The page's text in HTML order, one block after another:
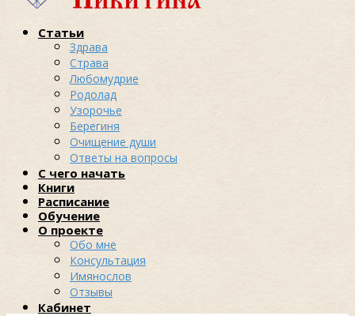
Статьи
Здрава
Страва
Любомудрие
Родолад
Узорочье
Берегиня
Очищение души
Ответы на вопросы
С чего начать
Книги
Расписание
Обучение
О проекте
Обо мне
Консультация
Имянослов
Отзывы
Кабинет